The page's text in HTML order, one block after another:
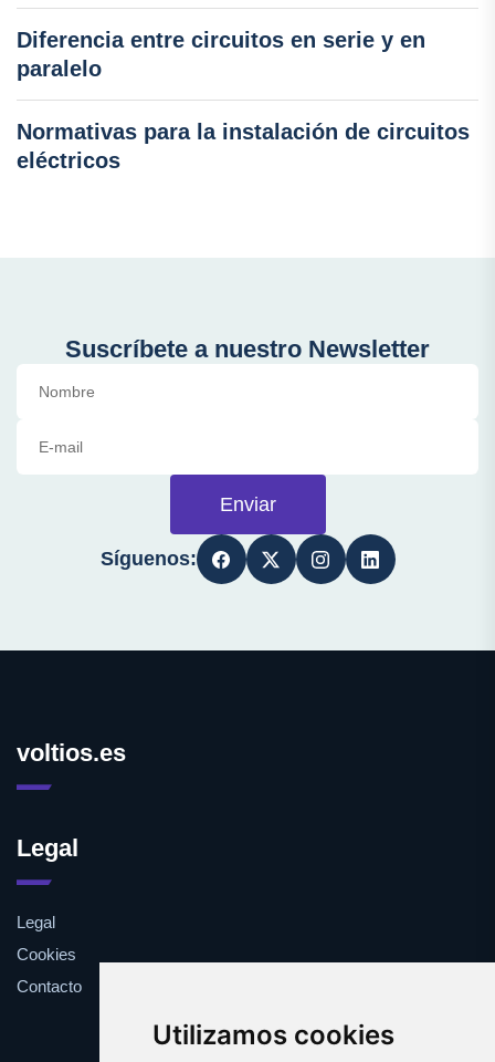
Utilizamos cookies
Diferencia entre circuitos en serie y en
paralelo
Normativas para la instalación de circuitos
eléctricos
Suscríbete a nuestro Newsletter
Enviar
Síguenos:
voltios.es
Legal
Legal
Cookies
Contacto